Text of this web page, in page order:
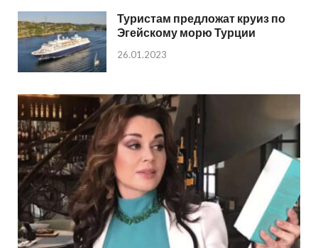
Туристам предложат круиз по
Эгейскому морю Турции
26.01.2023